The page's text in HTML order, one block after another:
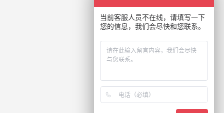
当前客服人员不在线，请填写一下
您的信息，我们会尽快和您联系。